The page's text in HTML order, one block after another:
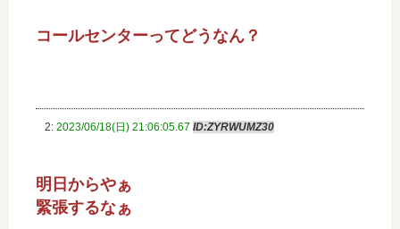
コールセンターってどうなん？
2: 2023/06/18(日) 21:06:05.67 ID:ZYRWUMZ30
明日からやぁ
緊張するなぁ